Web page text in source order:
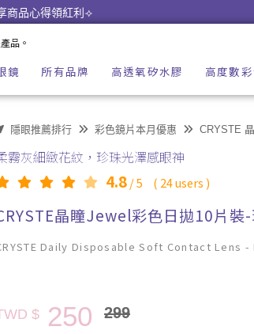
商品心得領紅利⟢
品。
鏡 所有品牌 高透氧矽水膠 高度數
隱眼推薦排行 彩色鏡片本月優惠 CRYSTE
霧灰細緻花紋，珍珠光澤感眼神
4.8/5 ( 24users )
晶瞳Jewel彩色日拋10片裝
Daily Disposable Soft Contact Lens -
$ 250 299